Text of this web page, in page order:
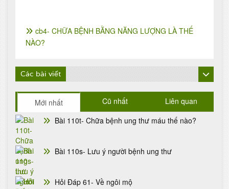
cb4- CHỮA BỆNH BẰNG NĂNG LƯỢNG LÀ THẾ
NÀO?
Các bài viết
Mới nhất Cũ nhất
Liên quan
Bài 110t- Chữa bệnh ung thư máu thế nào?
Bài 110s- Lưu ý người bệnh ung thư
Hỏi Đáp 61- Về ngôi mộ